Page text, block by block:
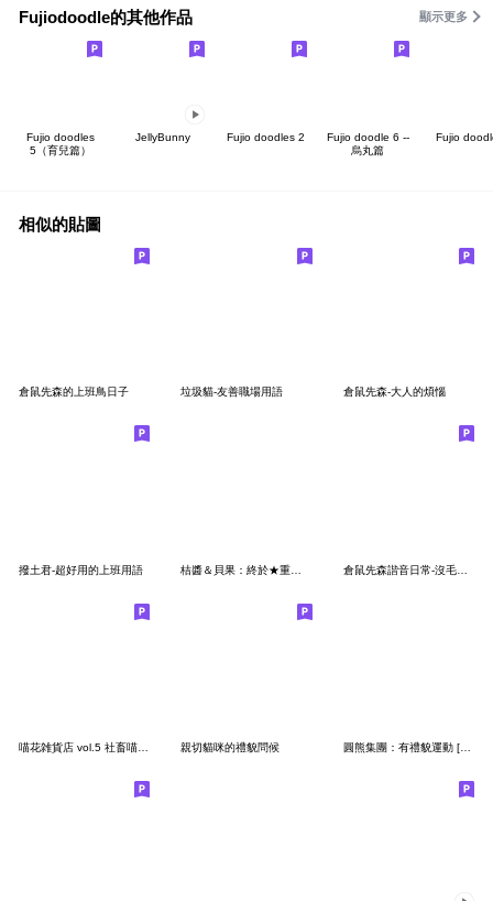
Fujiodoodle的其他作品 顯示更多
Fujio doodles
5（育兒篇）
JellyBunny Fujio doodles 2
Fujio doodle 6 --
烏丸篇
Fujio
相似的貼圖
倉鼠先森的上班鳥日子 垃圾貓-友善職場用語 倉鼠先森-大人的煩惱
撥土君-超好用的上班用語 倉鼠先森諧音日常-沒毛Bean
親切貓咪的禮貌問候 圓熊集團：有禮貌運動 [Resale]